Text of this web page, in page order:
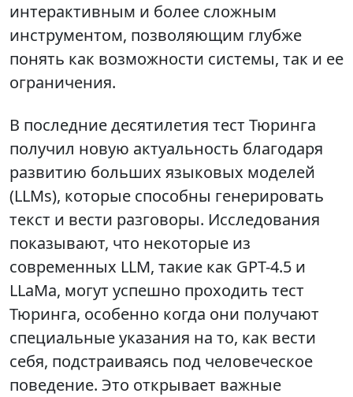
интерактивным и более сложным
инструментом, позволяющим глубже
понять как возможности системы, так и ее
ограничения.
В последние десятилетия тест Тюринга
получил новую актуальность благодаря
развитию больших языковых моделей
(LLMs), которые способны генерировать
текст и вести разговоры. Исследования
показывают, что некоторые из
современных LLM, такие как GPT-4.5 и
LLaMa, могут успешно проходить тест
Тюринга, особенно когда они получают
специальные указания на то, как вести
себя, подстраиваясь под человеческое
поведение. Это открывает важные